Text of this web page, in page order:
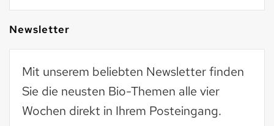
Newsletter
Mit unserem beliebten Newsletter finden
Sie die neusten Bio-Themen alle vier
Wochen direkt in Ihrem Posteingang.